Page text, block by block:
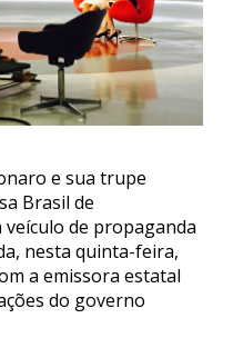
e sua trupe
Brasil de
veículo de propaganda
nesta quinta-feira,
a emissora estatal
do governo